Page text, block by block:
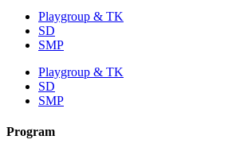
Playgroup & TK
SD
SMP
Playgroup & TK
SD
SMP
Program